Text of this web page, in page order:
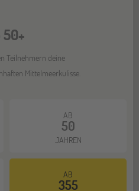
Teilnehmern deine
Mittelmeerkulisse.
AB
50
JAHREN
AB
355